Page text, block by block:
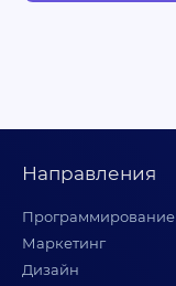
Направления
Программирование
Маркетинг
Дизайн